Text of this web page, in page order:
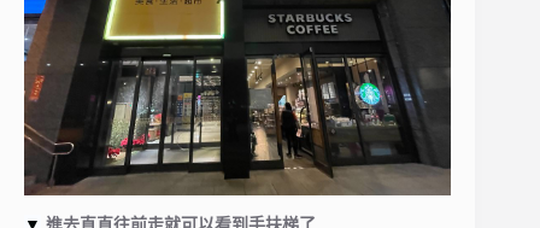
▼ 進去直直往前走就可以看到手扶梯了